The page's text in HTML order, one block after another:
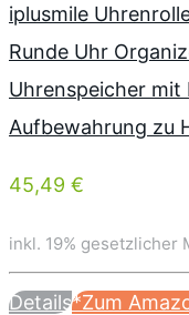
iplusmile
Runde Uhr
Uhrenspeicher mit
Aufbewahrung zu
45,49 €
inkl. 19% gesetzlicher
Details*Zum